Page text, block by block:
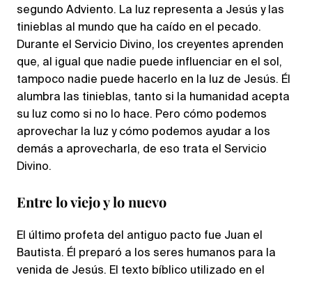
segundo Adviento. La luz representa a Jesús y las
tinieblas al mundo que ha caído en el pecado.
Durante el Servicio Divino, los creyentes aprenden
que, al igual que nadie puede influenciar en el sol,
tampoco nadie puede hacerlo en la luz de Jesús. Él
alumbra las tinieblas, tanto si la humanidad acepta
su luz como si no lo hace. Pero cómo podemos
aprovechar la luz y cómo podemos ayudar a los
demás a aprovecharla, de eso trata el Servicio
Divino.
Entre lo viejo y lo nuevo
El último profeta del antiguo pacto fue Juan el
Bautista. Él preparó a los seres humanos para la
venida de Jesús. El texto bíblico utilizado en el